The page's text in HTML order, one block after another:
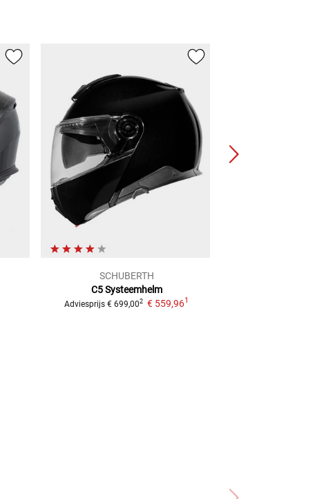
SCHUBERTH
C5 Systeemhelm
Adviesprijs € 699,002 € 559,961